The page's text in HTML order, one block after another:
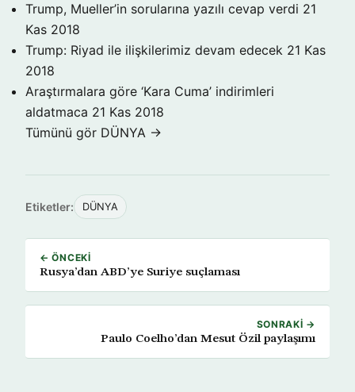
Trump, Mueller’in sorularına yazılı cevap verdi 21
Kas 2018
Trump: Riyad ile ilişkilerimiz devam edecek 21 Kas
2018
Araştırmalara göre ‘Kara Cuma’ indirimleri
aldatmaca 21 Kas 2018
Tümünü gör DÜNYA →
Etiketler: DÜNYA
← ÖNCEKI
Rusya’dan ABD’ye Suriye suçlaması
SONRAKI →
Paulo Coelho’dan Mesut Özil paylaşımı